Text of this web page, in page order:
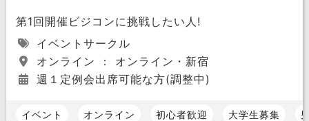
第1回開催ビジコンに挑戦したい人!
イベントサークル
オンライン ： オンライン・新宿
週１定例会出席可能な方(調整中)
イベント オンライン 初心者歓迎 大学生募集